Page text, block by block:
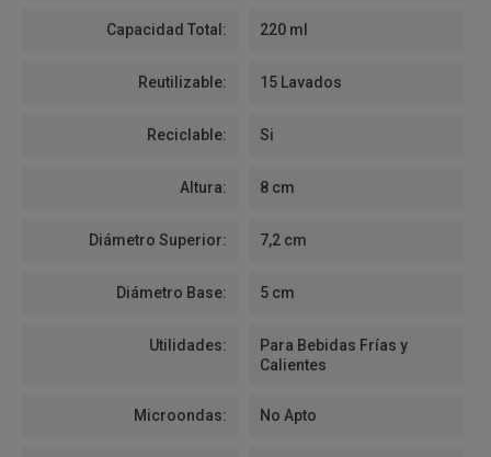
Capacidad Total: 220 ml
Reutilizable: 15 Lavados
Reciclable: Si
Altura: 8 cm
Diámetro Superior: 7,2 cm
Diámetro Base: 5 cm
Utilidades:
Para Bebidas Frías y
Calientes
Microondas: No Apto